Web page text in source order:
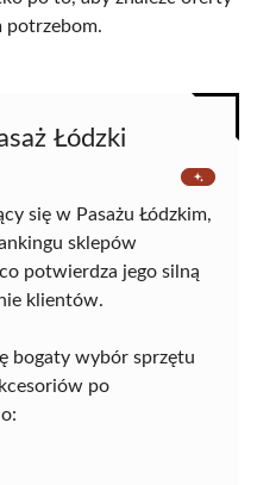
potrzebom.
Łódzki
się w Pasażu Łódzkim,
sklepów
potwierdza jego silną
klientów.
bogaty wybór sprzętu
po